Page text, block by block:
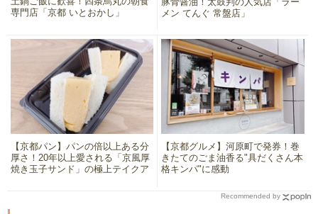
専門店「京都 いとおかし」
メン てんぐ 常盤店」
【京都パン】パンの倍以上ある分
厚さ！20年以上愛される「京風厚
焼き玉子サンド」の極上テイクア
【京都グルメ】河原町で発券！巻
きたてのごま油香る"具だくさん本
格キンパ"に感動
Recommended by